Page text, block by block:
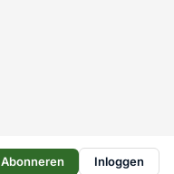
Abonneren Inloggen